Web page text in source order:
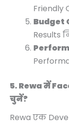
Friendly
Budget
Results
5. Rewa में
चुनें?
Rewa एक